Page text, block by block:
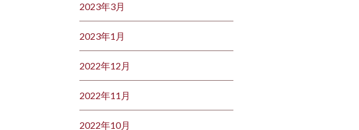
2023年3月
2023年1月
2022年12月
2022年11月
2022年10月